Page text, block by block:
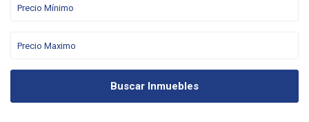
Buscar Inmuebles